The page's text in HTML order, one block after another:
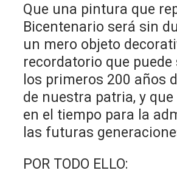
Que una pintura que
Bicentenario será sin
un mero objeto
recordatorio que
los primeros 200 años
de nuestra patria, y
en el tiempo para la
las futuras
POR TODO ELLO: